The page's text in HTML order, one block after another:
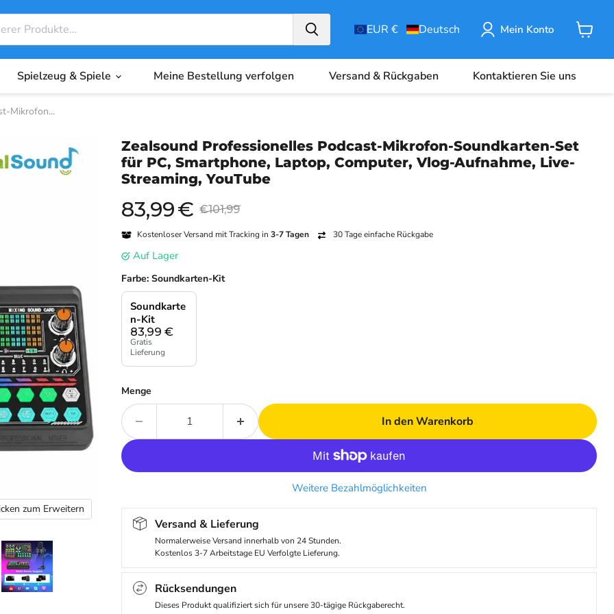
EUR € Deutsch Mein Konto
Spielzeug & Spiele Meine Bestellung verfolgen Versand & Rückgaben Kontaktieren Sie uns
Mikrofon...
zum Erweitern
Zealsound Professionelles Podcast-Mikrofon-Soundkarten-Set
für PC, Smartphone, Laptop, Computer, Vlog-Aufnahme, Live-
Streaming, YouTube
Aktueller Preis
83,99€ Originalpreis
€101,99
Kostenloser Versand mit Tracking in3-7 Tagen 30 Tage einfache Rückgabe
auf Lager
Farbe:Soundkarten-Kit
83,99 €
Soundkarte
n-Kit
Gratis
Lieferung
Menge
In den Warenkorb
Weitere Bezahlmöglichkeiten
Versand & Lieferung
Normalerweise Versand innerhalb von 24 Stunden.
Kostenlos 3-7 Arbeitstage EU Verfolgte Lieferung.
Rücksendungen
Dieses Produkt qualifiziert sich für unsere 30-tägige Rückgaberecht.